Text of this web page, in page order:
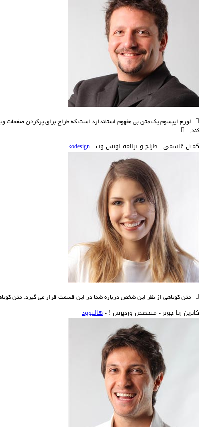
لورم ايپسوم يک متن بی مفهوم استاندارد است که طراح برای پرکردن صفحات
کند.
کمیل قاسمی -طراح و برنامه نویس وب -kodesign
متن کوتاهی از نظر این شخص درباره شما در این قسمت قرار می گیرد. متن
کاترین زتا جونز - متخصص وردپرس ! -هالیوود